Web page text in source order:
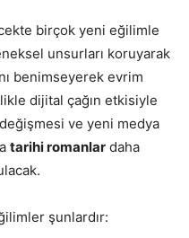
birçok yeni eğilimle
unsurları koruyarak
benimseyerek evrim
dijital çağın etkisiyle
değişmesi ve yeni medya
tarihi romanlar daha
şunlardır: